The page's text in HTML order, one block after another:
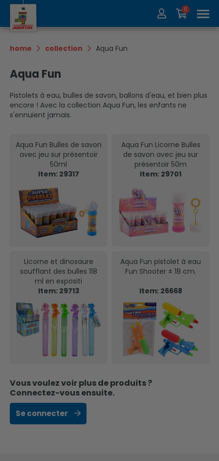
À propos de nous Collection
Salons
Contact Update
0
home collection Aqua Fun
Aqua Fun
Pistolets à eau, bulles de savon, ballons d'eau, et bien plus
encore ! Avec la collection Aqua Fun, les enfants ne
s'ennuient jamais.
Aqua Fun Bulles de savon
avec jeu sur présentoir
50ml
Item: 29317
Aqua Fun Licorne Bulles
de savon avec jeu sur
présentoir 50m
Item: 29701
Licorne et dinosaure
soufflant des bulles 118
ml en expositi
Item: 29713
Aqua Fun pistolet à eau
Fun Shooter ± 18 cm.
Item: 26668
Vous voulez voir plus de produits ?
Connectez-vous ensuite.
Se connecter